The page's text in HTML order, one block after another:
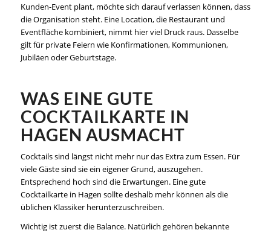
Kunden-Event plant, möchte sich darauf verlassen können, dass
die Organisation steht. Eine Location, die Restaurant und
Eventfläche kombiniert, nimmt hier viel Druck raus. Dasselbe
gilt für private Feiern wie Konfirmationen, Kommunionen,
Jubiläen oder Geburtstage.
WAS EINE GUTE
COCKTAILKARTE IN
HAGEN AUSMACHT
Cocktails sind längst nicht mehr nur das Extra zum Essen. Für
viele Gäste sind sie ein eigener Grund, auszugehen.
Entsprechend hoch sind die Erwartungen. Eine gute
Cocktailkarte in Hagen sollte deshalb mehr können als die
üblichen Klassiker herunterzuschreiben.
Wichtig ist zuerst die Balance. Natürlich gehören bekannte